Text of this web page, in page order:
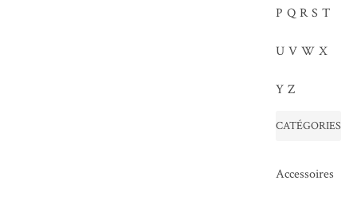
P Q R S T
U V W X
Y Z
CATÉGORIES
Accessoires